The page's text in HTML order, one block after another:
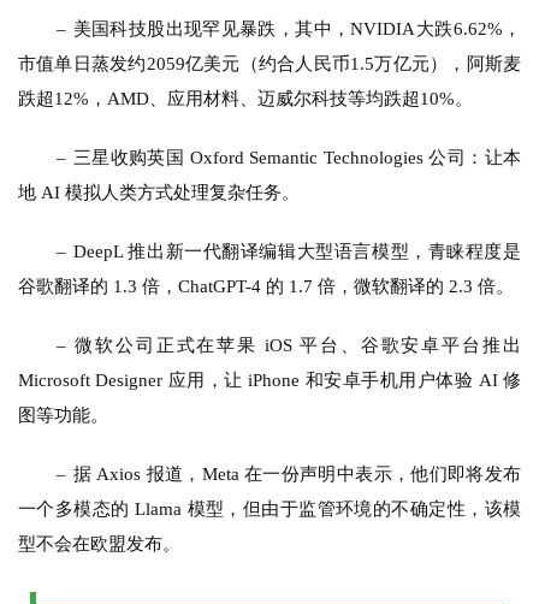
– 美国科技股出现罕见暴跌，其中，NVIDIA大跌6.62%，
市值单日蒸发约2059亿美元（约合人民币1.5万亿元），阿斯麦
跌超12%，AMD、应用材料、迈威尔科技等均跌超10%。
– 三星收购英国 Oxford Semantic Technologies 公司：让本
地 AI 模拟人类方式处理复杂任务。
– DeepL 推出新一代翻译编辑大型语言模型，青睐程度是
谷歌翻译的 1.3 倍，ChatGPT-4 的 1.7 倍，微软翻译的 2.3 倍。
– 微软公司正式在苹果 iOS 平台、谷歌安卓平台推出
Microsoft Designer 应用，让 iPhone 和安卓手机用户体验 AI 修
图等功能。
– 据 Axios 报道，Meta 在一份声明中表示，他们即将发布
一个多模态的 Llama 模型，但由于监管环境的不确定性，该模
型不会在欧盟发布。